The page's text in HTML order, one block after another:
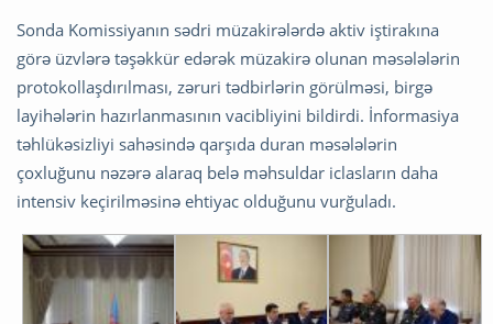
Sonda Komissiyanın sədri müzakirələrdə aktiv iştirakına
görə üzvlərə təşəkkür edərək müzakirə olunan məsələlərin
protokollaşdırılması, zəruri tədbirlərin görülməsi, birgə
layihələrin hazırlanmasının vacibliyini bildirdi. İnformasiya
təhlükəsizliyi sahəsində qarşıda duran məsələlərin
çoxluğunu nəzərə alaraq belə məhsuldar iclasların daha
intensiv keçirilməsinə ehtiyac olduğunu vurğuladı.